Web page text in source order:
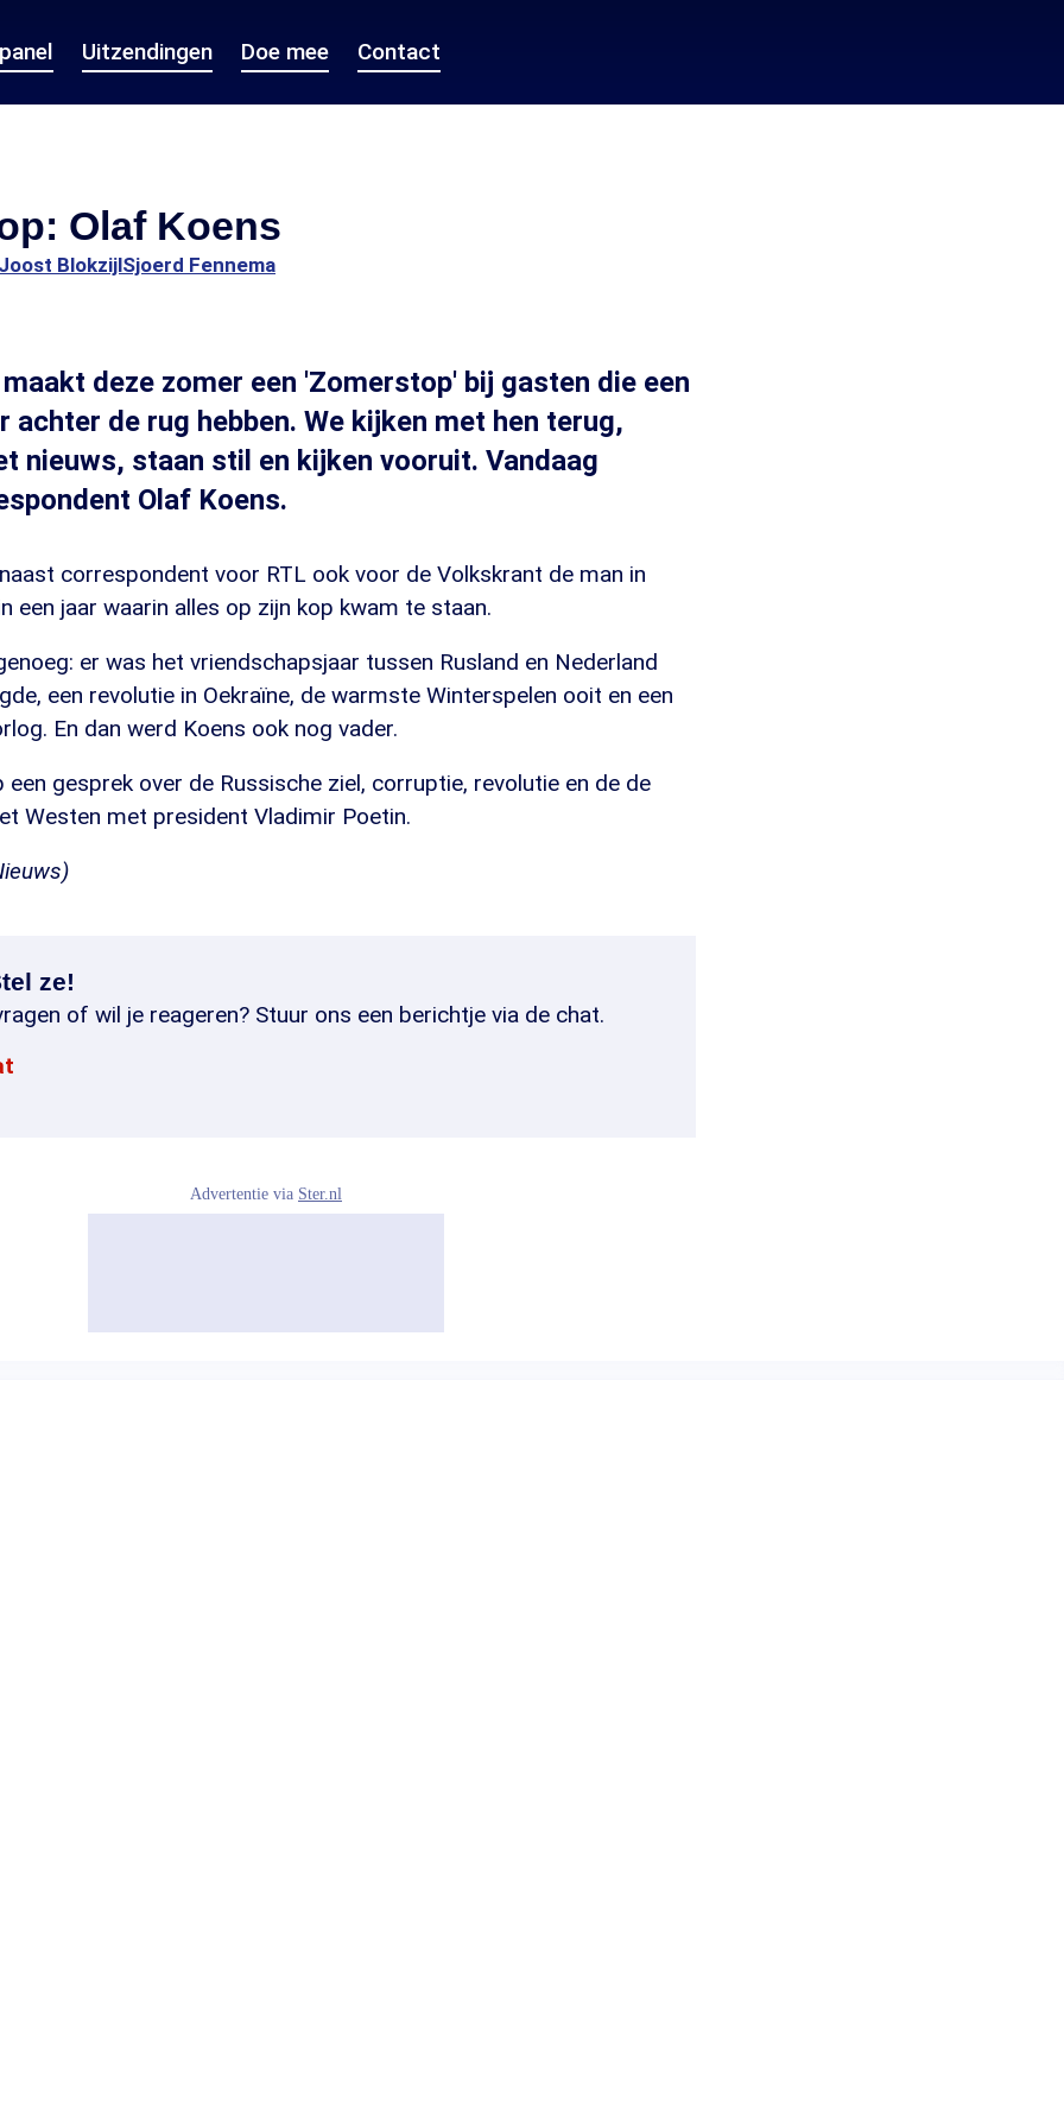
Uitzendingen Doe mee Contact
Olaf Koens
Joost BlokzijlSjoerd Fennema
maakt deze zomer een 'Zomerstop' bij gasten die een
achter de rug hebben. We kijken met hen terug,
nieuws, staan stil en kijken vooruit. Vandaag
Olaf Koens.
correspondent voor RTL ook voor de Volkskrant de man in
een jaar waarin alles op zijn kop kwam te staan.
er was het vriendschapsjaar tussen Rusland en Nederland
een revolutie in Oekraïne, de warmste Winterspelen ooit en een
En dan werd Koens ook nog vader.
gesprek over de Russische ziel, corruptie, revolutie en de de
Westen met president Vladimir Poetin.
ze!
of wil je reageren? Stuur ons een berichtje via de chat.
Advertentie via Ster.nl